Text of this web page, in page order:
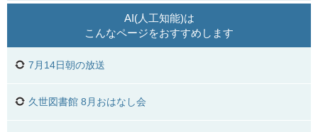
AI(人工知能)は
こんなページをおすすめします
7月14日朝の放送
久世図書館 8月おはなし会